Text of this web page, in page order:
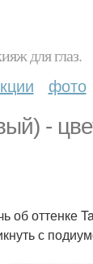
для глаз.
фото
-
оттенке
с